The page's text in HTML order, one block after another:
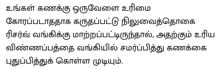
உங்கள் கணக்கு ஒருவேளை உரிமை
கோரப்படாததாக கருதப்பட்டு நிலுவைத்தொகை
ரிசர்வ் வங்கிக்கு மாற்றப்பட்டிருந்தால், அதற்கும் உரிய
விண்ணப்பத்தை வங்கியில் சமர்ப்பித்து கணக்கை
புதுப்பித்துக் கொள்ள முடியும்.